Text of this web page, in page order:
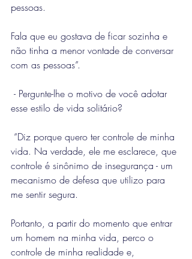
pessoas.
Fala que eu gostava de ficar sozinha e
não tinha a menor vontade de conversar
com as pessoas”.
esse estilo de vida solitário?
vida. Na verdade, ele me esclarece, que
controle é sinônimo de insegurança - um
mecanismo de defesa que utilizo para
me sentir segura.
Portanto, a partir do momento que entrar
um homem na minha vida, perco o
controle de minha realidade e,